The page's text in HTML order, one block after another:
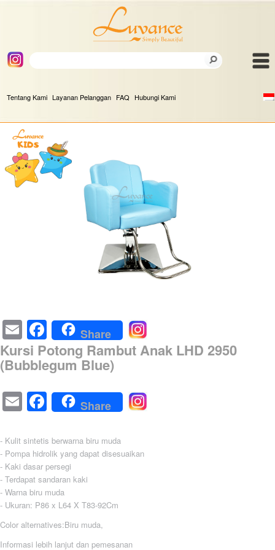
Tentang Kami Layanan Pelanggan FAQ Hubungi Kami
EmailFacebook
Share
Kursi Potong Rambut Anak LHD 2950
(Bubblegum Blue)
EmailFacebook
Share
- Kulit sintetis berwarna biru muda
- Pompa hidrolik yang dapat disesuaikan
- Kaki dasar persegi
- Terdapat sandaran kaki
- Warna biru muda
- Ukuran: P86 x L64 X T83-92Cm
Color alternatives:Biru muda,
Informasi lebih lanjut dan pemesanan